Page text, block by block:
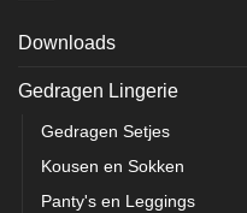
Downloads
Gedragen Lingerie
Gedragen Setjes
Kousen en Sokken
Panty's en Leggings